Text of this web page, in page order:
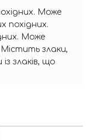
Може
похідних.
Може
Містить злаки,
злаків, що